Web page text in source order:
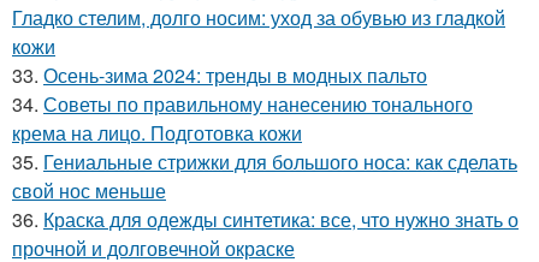
Гладко стелим, долго носим: уход за обувью из гладкой
кожи
33. Осень-зима 2024: тренды в модных пальто
34. Советы по правильному нанесению тонального
крема на лицо. Подготовка кожи
35. Гениальные стрижки для большого носа: как сделать
свой нос меньше
36. Краска для одежды синтетика: все, что нужно знать о
прочной и долговечной окраске